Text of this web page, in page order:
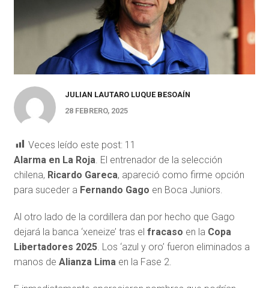
JULIAN LAUTARO LUQUE BESOAÍN
28 FEBRERO, 2025
Veces leído este post: 11
Alarma en La Roja . El entrenador de la selección
chilena, Ricardo Gareca, apareció como firme opción
para suceder a Fernando Gago en Boca Juniors.
Al otro lado de la cordillera dan por hecho que Gago
dejará la banca ‘xeneize’ tras el fracaso en la Copa
Libertadores 2025. Los ‘azul y oro’ fueron eliminados a
manos de Alianza Lima en la Fase 2.